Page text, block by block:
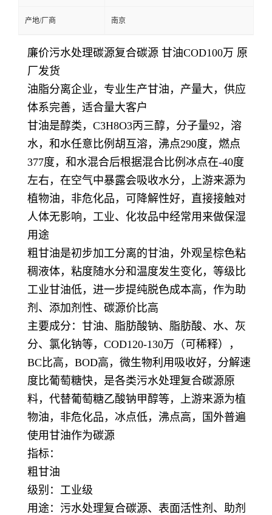
产地/厂商 南京
廉价污水处理碳源复合碳源 甘油COD100万 原
厂发货
油脂分离企业，专业生产甘油，产量大，供应
体系完善，适合量大客户
甘油是醇类，C3H8O3丙三醇，分子量92，溶
水，和水任意比例胡互溶，沸点290度，燃点
377度，和水混合后根据混合比例冰点在-40度
左右，在空气中暴露会吸收水分，上游来源为
植物油，非危化品，可降解性好，直接接触对
人体无影响，工业、化妆品中经常用来做保湿
用途
粗甘油是初步加工分离的甘油，外观呈棕色粘
稠液体，粘度随水分和温度发生变化，等级比
工业甘油低，进一步提纯脱色成本高，作为助
剂、添加剂性、碳源价比高
主要成分：甘油、脂肪酸钠、脂肪酸、水、灰
分、氯化钠等，COD120-130万（可稀释），
BC比高，BOD高，微生物利用吸收好，分解速
度比葡萄糖快，是各类污水处理复合碳源原
料，代替葡萄糖乙酸钠甲醇等，上游来源为植
物油，非危化品，冰点低，沸点高，国外普遍
使用甘油作为碳源
指标：
粗甘油
级别：工业级
用途：污水处理复合碳源、表面活性剂、助剂